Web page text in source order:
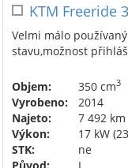
KTM Freeride
Velmi málo
stavu,možnost
Objem: 350 cm3
Vyrobeno:
2014
Najeto:
7 492 km
Výkon:
17 kW
STK:
ne
Původ:
I